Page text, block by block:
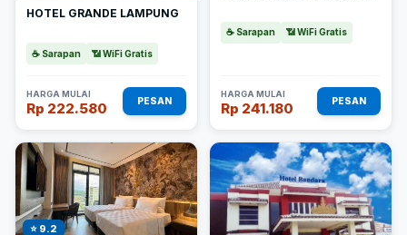
HOTEL GRANDE LAMPUNG
☕ Sarapan 📶 WiFi Gratis
HARGA MULAI
Rp 222.580 PESAN
☕ Sarapan 📶 WiFi Gratis
HARGA MULAI
Rp 241.180 PESAN
⭐ 9.2